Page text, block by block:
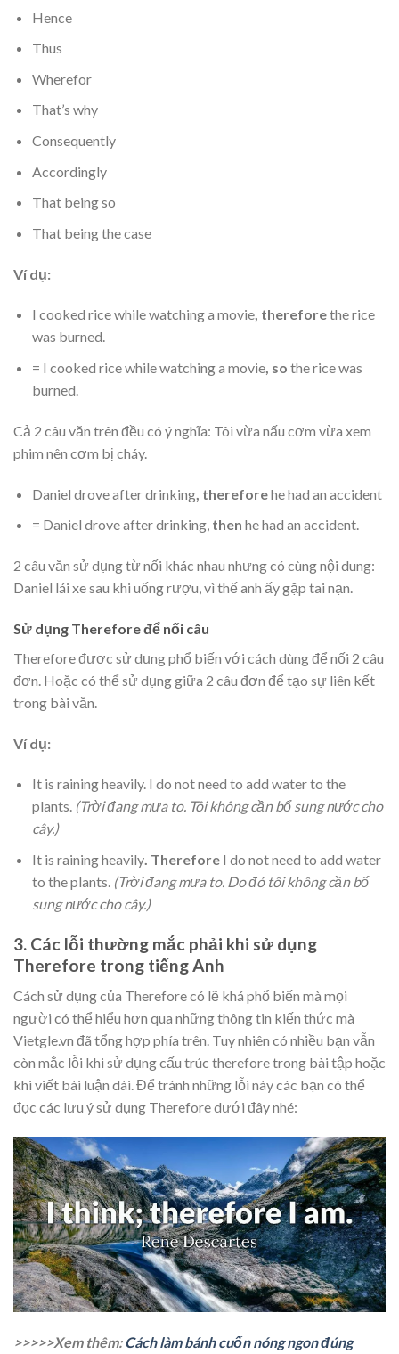
Hence
Thus
Wherefor
That’s why
Consequently
Accordingly
That being so
That being the case
Ví dụ:
I cooked rice while watching a movie, thereforethe rice
was burned.
= I cooked rice while watching a movie, so the rice was
burned.
Cả 2 câu văn trên đều có ý nghĩa: Tôi vừa nấu cơm vừa xem
phim nên cơm bị cháy.
Daniel drove after drinking, thereforehe had an accident
= Daniel drove after drinking,then he had an accident.
2 câu văn sử dụng từ nối khác nhau nhưng có cùng nội dung:
Daniel lái xe sau khi uống rượu, vì thế anh ấy gặp tai nạn.
Sử dụng Therefore để nối câu
Therefore được sử dụng phổ biến với cách dùng để nối 2 câu
đơn. Hoặc có thể sử dụng giữa 2 câu đơn để tạo sự liên kết
trong bài văn.
Ví dụ:
It is raining heavily. I do not need to add water to the
plants. (Trời đang mưa to. Tôi không cần bổ sung nước cho
cây.)
It is raining heavily. Therefore I do not need to add water
to the plants. (Trời đang mưa to. Do đó tôi không cần bổ
sung nước cho cây.)
3. Các lỗi thường mắc phải khi sử dụng
Therefore trong tiếng Anh
Cách sử dụng của Therefore có lẽ khá phổ biến mà mọi
người có thể hiểu hơn qua những thông tin kiến thức mà
Vietgle.vn đã tổng hợp phía trên. Tuy nhiên có nhiều bạn vẫn
còn mắc lỗi khi sử dụng cấu trúc therefore trong bài tập hoặc
khi viết bài luận dài. Để tránh những lỗi này các bạn có thể
đọc các lưu ý sử dụng Therefore dưới đây nhé:
>>>>>Xem thêm:Cách làm bánh cuốn nóng ngon đúng